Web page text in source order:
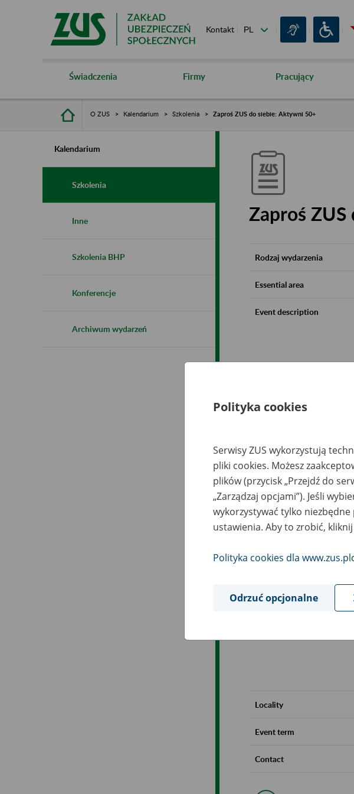
Kontakt
Świadczenia Firmy Pracujący
O ZUS Kalendarium Szkolenia Zaproś ZUS do siebie: Aktywni 50+
Kalendarium
Szkolenia
Inne
Szkolenia BHP
Konferencje
Archiwum wydarzeń
Zaproś
Rodzaj wydarzenia
Essential area
Event description
Locality
Event term
Contact
Polityka cookies
Serwisy ZUS wykorzystują
pliki cookies. Możesz
plików (przycisk „Przejdź do
„Zarządzaj opcjami”). Jeśli
wykorzystywać tylko
ustawienia. Aby to zrobić,
Polityka cookies dla www.zus.pl
Odrzuć opcjonalne